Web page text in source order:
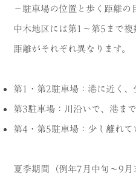
－駐車場の位置と歩く距離の
中木地区には第1〜第5まで
距離がそれぞれ異なります。
第1・第2駐車場：港に近く
第3駐車場：川沿いで、港ま
第4・第5駐車場：少し離れ
夏季期間（例年7月中旬〜9